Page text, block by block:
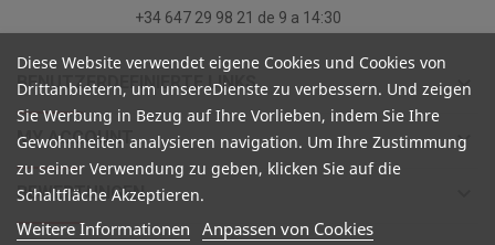
+34 647 29 98 21 de 9 a 14:30
BENUTZERDEFINIERTE LINKS keyboard_arrow_down
MY ACCOUNT keyboard_arrow_down
BEWERTUNGEN
Diese Website verwendet eigene Cookies und Cookies von
Drittanbietern, um unsereDienste zu verbessern. Und zeigen
Sie Werbung in Bezug auf Ihre Vorlieben, indem Sie Ihre
Gewohnheiten analysieren navigation. Um Ihre Zustimmung
zu seiner Verwendung zu geben, klicken Sie auf die
Schaltfläche Akzeptieren.
Weitere Informationen Anpassen von Cookies